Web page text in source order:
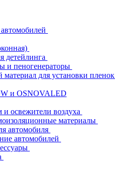
детейлинга
и пеногенераторы
для установки пленок
и OSNOVALED
освежители воздуха
материалы
автомобиля
автомобилей